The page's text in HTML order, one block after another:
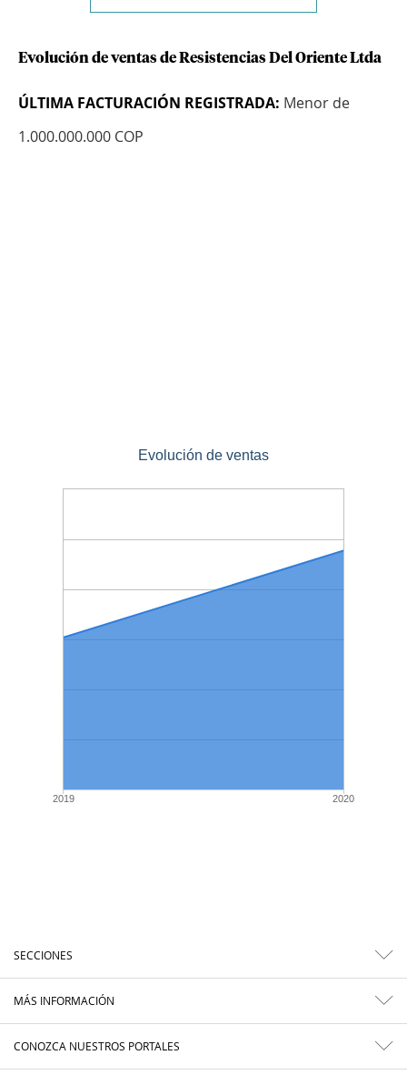
Evolución de ventas de Resistencias Del Oriente Ltda
ÚLTIMA FACTURACIÓN REGISTRADA: Menor de
1.000.000.000 COP
Evolución de ventas
2019 2020
SECCIONES
MÁS INFORMACIÓN
CONOZCA NUESTROS PORTALES